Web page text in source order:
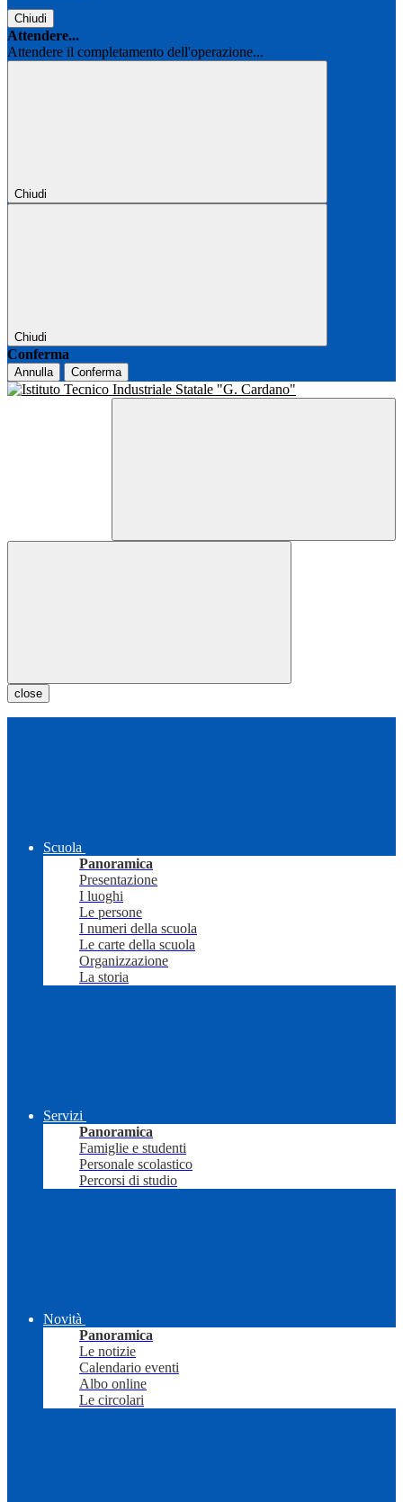
Chiudi
Attendere...
Attendere il completamento dell'operazione...
Chiudi
Chiudi
Conferma
Annulla Conferma
close
Scuola
Panoramica
Presentazione
I luoghi
Le persone
I numeri della scuola
Le carte della scuola
Organizzazione
La storia
Servizi
Panoramica
Famiglie e studenti
Personale scolastico
Percorsi di studio
Novità
Panoramica
Le notizie
Calendario eventi
Albo online
Le circolari